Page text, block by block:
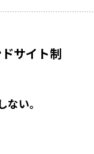
サイト制
い。